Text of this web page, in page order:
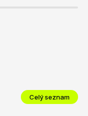
Celý seznam